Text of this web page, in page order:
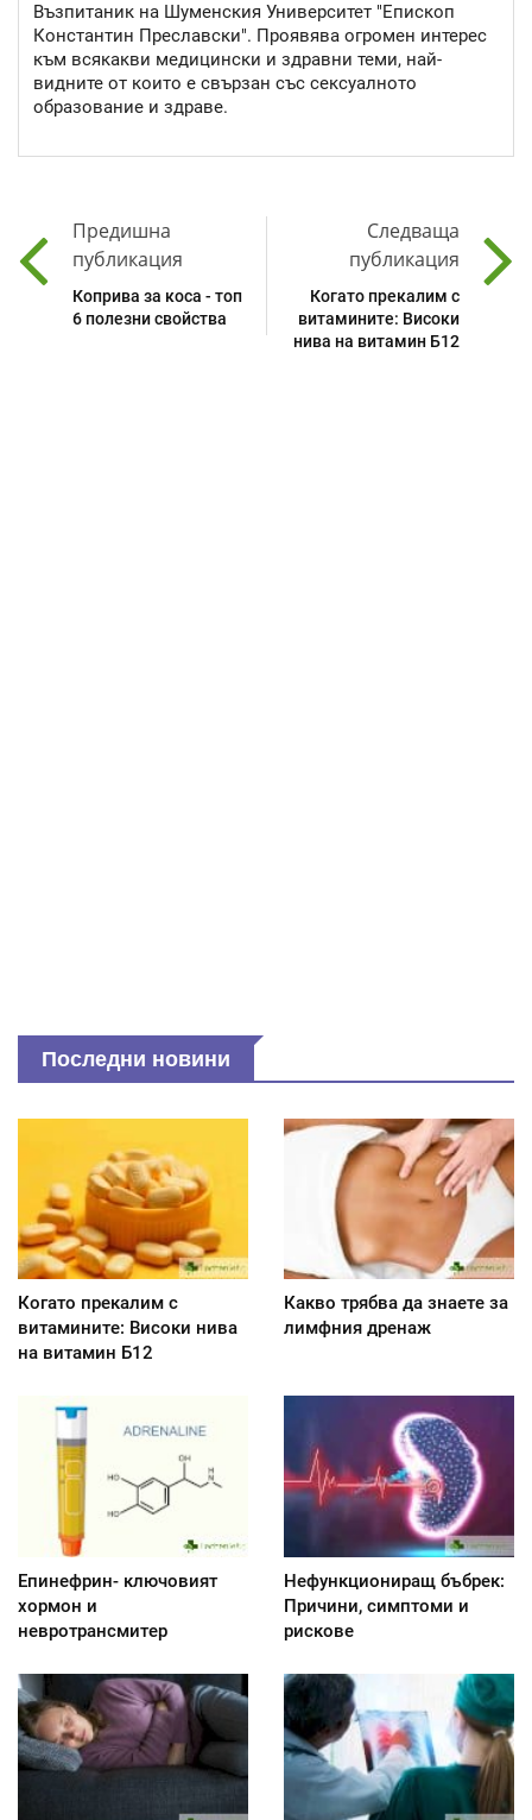
Възпитаник на Шуменския Университет "Епископ
Константин Преславски". Проявява огромен интерес
към всякакви медицински и здравни теми, най-
видните от които е свързан със сексуалното
образование и здраве.
Предишна
публикация
Коприва за коса - топ
6 полезни свойства
Следваща
публикация
Когато прекалим с
витамините: Високи
нива на витамин Б12
Последни новини
Когато прекалим с
витамините: Високи нива
на витамин Б12
Какво трябва да знаете за
лимфния дренаж
Епинефрин- ключовият
хормон и
невротрансмитер
Нефункциониращ бъбрек:
Причини, симптоми и
рискове